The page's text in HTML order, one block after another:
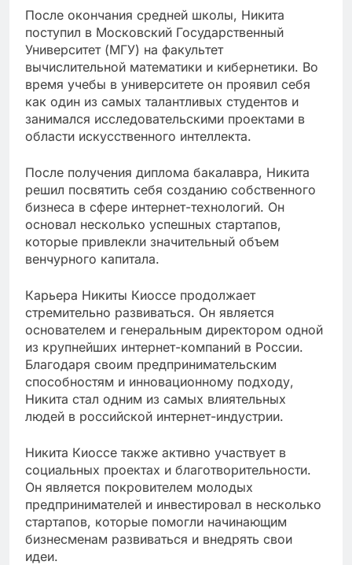
После окончания средней школы, Никита
поступил в Московский Государственный
Университет (МГУ) на факультет
вычислительной математики и кибернетики. Во
время учебы в университете он проявил себя
как один из самых талантливых студентов и
занимался исследовательскими проектами в
области искусственного интеллекта.
После получения диплома бакалавра, Никита
решил посвятить себя созданию собственного
бизнеса в сфере интернет-технологий. Он
основал несколько успешных стартапов,
которые привлекли значительный объем
венчурного капитала.
Карьера Никиты Киоссе продолжает
стремительно развиваться. Он является
основателем и генеральным директором одной
из крупнейших интернет-компаний в России.
Благодаря своим предпринимательским
способностям и инновационному подходу,
Никита стал одним из самых влиятельных
людей в российской интернет-индустрии.
Никита Киоссе также активно участвует в
социальных проектах и благотворительности.
Он является покровителем молодых
предпринимателей и инвестировал в несколько
стартапов, которые помогли начинающим
бизнесменам развиваться и внедрять свои
идеи.